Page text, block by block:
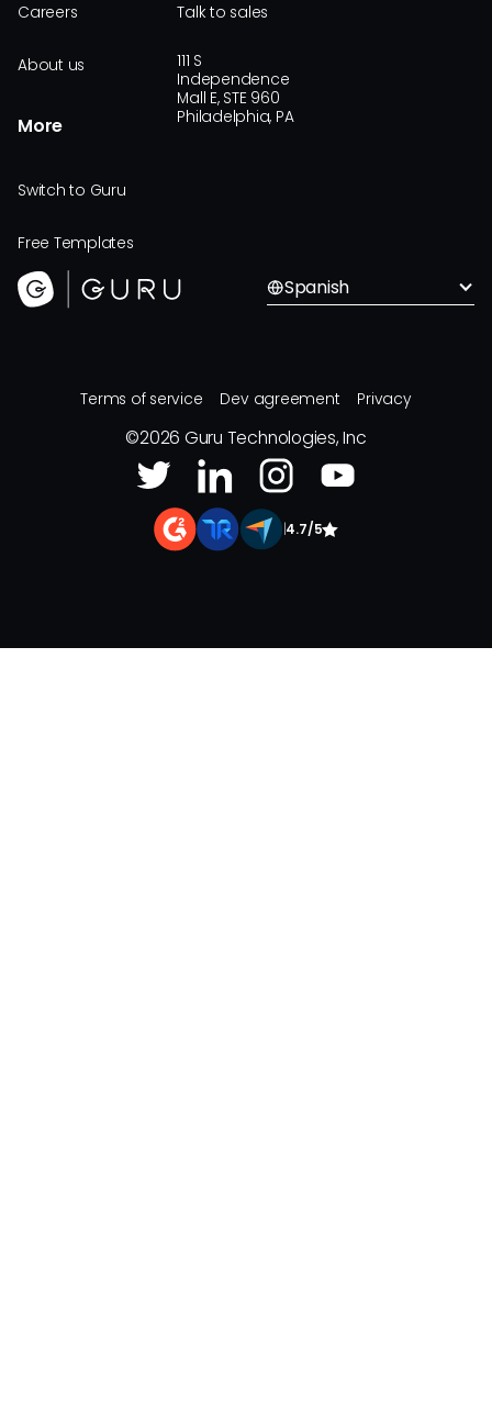
Careers
About us
More
Switch to Guru
Free Templates
Talk to sales
111 S
Independence
Mall E, STE 960
Philadelphia, PA
Spanish
Terms of service Dev agreement Privacy
©2026 Guru Technologies, Inc
|4.7/5